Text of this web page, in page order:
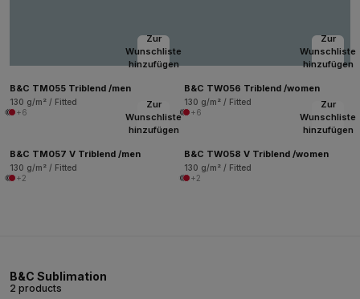
Zur
Wunschliste
hinzufügen
B&C TM055 Triblend /men
130 g/m² / Fitted
+6
Zur
Wunschliste
hinzufügen
B&C TW056 Triblend /women
130 g/m² / Fitted
+6
Zur
Wunschliste
hinzufügen
B&C TM057 V Triblend /men
130 g/m² / Fitted
+2
Zur
Wunschliste
hinzufügen
B&C TW058 V Triblend /women
130 g/m² / Fitted
+2
B&C Sublimation
2 products